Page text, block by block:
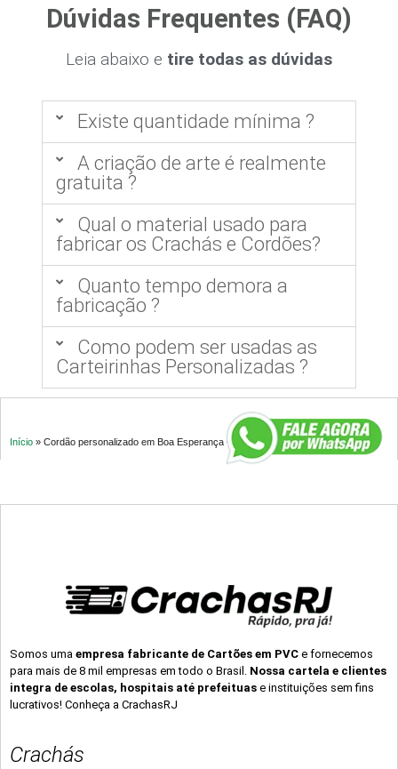
Dúvidas Frequentes (FAQ)
Leia abaixo e tire todas as dúvidas
Existe quantidade mínima ?
A criação de arte é realmente
gratuita ?
Qual o material usado para
fabricar os Crachás e Cordões?
Quanto tempo demora a
fabricação ?
Como podem ser usadas as
Carteirinhas Personalizadas ?
Início » Cordão personalizado em Boa Esperança – ES
Somos uma empresa fabricante de Cartões em PVC e fornecemos
para mais de 8 mil empresas em todo o Brasil. Nossa cartela e clientes
integra de escolas, hospitais até prefeituas e instituições sem fins
lucrativos! Conheça a CrachasRJ
Crachás